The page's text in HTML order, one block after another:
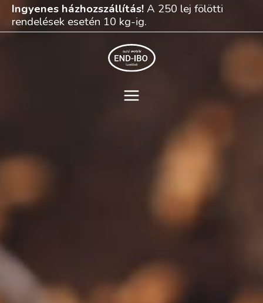
Skip
content
Ingyenes házhozszállítás!A 250 lej fölötti
rendelések esetén 10 kg-ig.